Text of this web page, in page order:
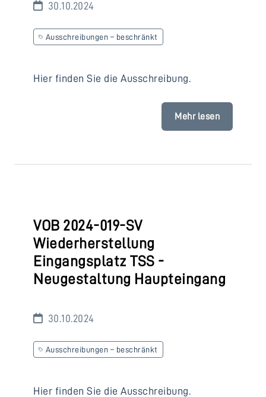
30.10.2024
Ausschreibungen – beschränkt
Hier finden Sie die Ausschreibung.
Mehr lesen
VOB 2024-019-SV
Wiederherstellung
Eingangsplatz TSS -
Neugestaltung Haupteingang
30.10.2024
Ausschreibungen – beschränkt
Hier finden Sie die Ausschreibung.